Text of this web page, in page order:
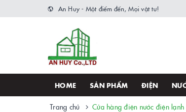
An Huy - Một điểm đến, Mọi vật tư!
HOME SẢN PHẨM ĐIỆN
Trang chủ Cửa hàng điện nước điện